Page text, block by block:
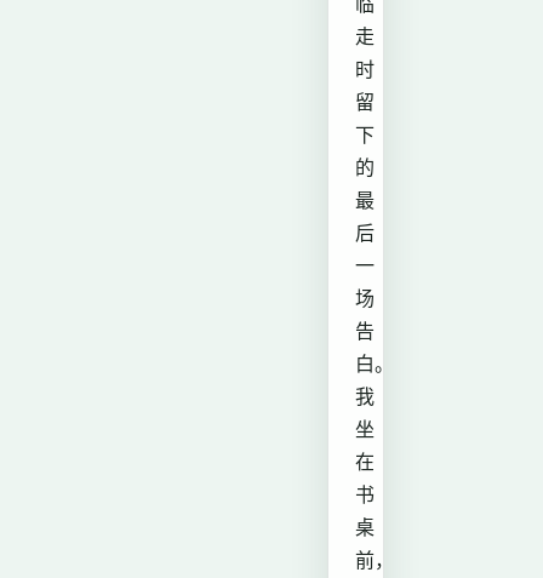
走
时
留
下
的
最
后
一
场
告
白。
我
坐
在
书
桌
前，